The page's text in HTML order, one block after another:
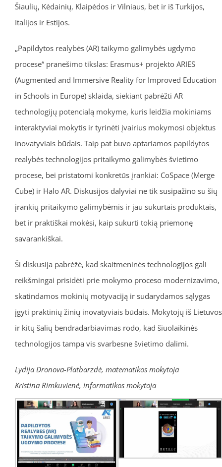
Šiaulių, Kėdainių, Klaipėdos ir Vilniaus, bet ir iš Turkijos,
Italijos ir Estijos.
„Papildytos realybės (AR) taikymo galimybės ugdymo
procese“ pranešimo tikslas: Erasmus+ projekto ARIES
(Augmented and Immersive Reality for Improved Education
in Schools in Europe) sklaida, siekiant pabrėžti AR
technologijų potencialą mokyme, kuris leidžia mokiniams
interaktyviai mokytis ir tyrinėti įvairius mokymosi objektus
inovatyviais būdais. Taip pat buvo aptariamos papildytos
realybės technologijos pritaikymo galimybės švietimo
procese, bei pristatomi konkretūs įrankiai: CoSpace (Merge
Cube) ir Halo AR. Diskusijos dalyviai ne tik susipažino su šių
įrankių pritaikymo galimybėmis ir jau sukurtais produktais,
bet ir praktiškai mokėsi, kaip sukurti tokią priemonę
savarankiškai.
Ši diskusija pabrėžė, kad skaitmeninės technologijos gali
reikšmingai prisidėti prie mokymo proceso modernizavimo,
skatindamos mokinių motyvaciją ir sudarydamos sąlygas
įgyti praktinių žinių inovatyviais būdais. Mokytojų iš Lietuvos
ir kitų šalių bendradarbiavimas rodo, kad šiuolaikinės
technologijos tampa vis svarbesne švietimo dalimi.
Lydija Dronova-Platbarzdė, matematikos mokytoja
Kristina Rimkuvienė, informatikos mokytoja